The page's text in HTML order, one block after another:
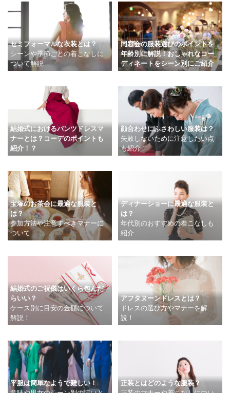
セミフォーマルな衣装とは？
シーンや季節ごとの着こなしに
ついて解説
同窓会の服装選びのポイントを
年齢別に解説！おしゃれなコー
ディネートをシーン別にご紹介
結婚式におけるパンツドレスマ
ナーとは？コーデのポイントも
紹介！？
顔合わせにふさわしい服装は？
失敗しないために注意したい点
も紹介！
宝塚のお茶会に最適な服装と
は？
参加方法や注意すべきマナーに
ついて
ディナーショーに最適な服装と
は？
年代別のおすすめの着こなしも
紹介
結婚式のご祝儀はいくら包んだ
らいい？
ケース別に目安の金額について
解説！
アフタヌーンドレスとは？
ドレスの選び方やマナーを解
説！
平服は簡単なようで難しい！
正装とはどのような服装？